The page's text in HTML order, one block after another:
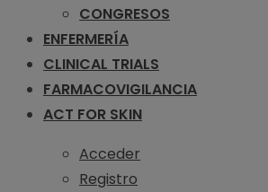
CONGRESOS
ENFERMERÍA
CLINICAL TRIALS
FARMACOVIGILANCIA
ACT FOR SKIN
Acceder
Registro